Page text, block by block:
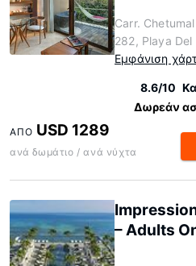
Carr.
282, Playa Del
Εμφάνιση
8.6/10
Δωρεάν
ΑΠΌ USD 1289
ανά δωμάτιο / ανά νύχτα
– Adults